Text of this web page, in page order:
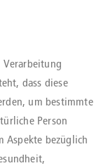
dass diese
um bestimmte
Person
Aspekte bezüglich